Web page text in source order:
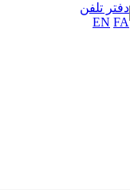
دفتر تلفن
EN FA